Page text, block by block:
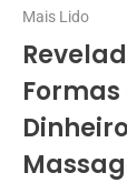
Mais Lido